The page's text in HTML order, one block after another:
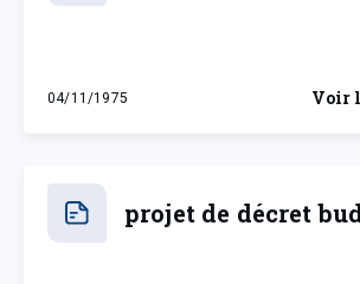
04/11/1975
mardi 4 novembre 1975
Voir
projet de décret